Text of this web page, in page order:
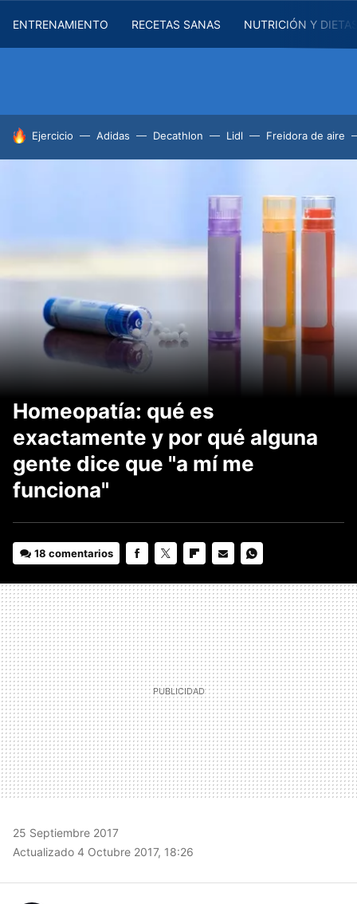
ENTRENAMIENTO RECETAS SANAS NUTRICIÓN Y
HOY SE HABLA DE
Ejercicio Adidas Decathlon Lidl Freidora de aire
Homeopatía: qué es
exactamente y por qué alguna
gente dice que "a mí me
funciona"
18 comentarios
MAIL
25 Septiembre 2017
Actualizado 4 Octubre 2017, 18:26